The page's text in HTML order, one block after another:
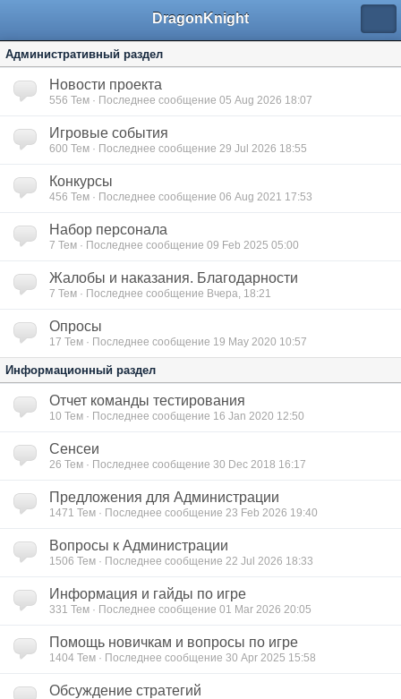
DragonKnight
Административный раздел
Новости проекта
556 Тем · Последнее сообщение 05 Aug 2026 18:07
Игровые события
600 Тем · Последнее сообщение 29 Jul 2026 18:55
Конкурсы
456 Тем · Последнее сообщение 06 Aug 2021 17:53
Набор персонала
7 Тем · Последнее сообщение 09 Feb 2025 05:00
Жалобы и наказания. Благодарности
7 Тем · Последнее сообщение Вчера, 18:21
Опросы
17 Тем · Последнее сообщение 19 May 2020 10:57
Информационный раздел
Отчет команды тестирования
10 Тем · Последнее сообщение 16 Jan 2020 12:50
Сенсеи
26 Тем · Последнее сообщение 30 Dec 2018 16:17
Предложения для Администрации
1471 Тем · Последнее сообщение 23 Feb 2026 19:40
Вопросы к Администрации
1506 Тем · Последнее сообщение 22 Jul 2026 18:33
Информация и гайды по игре
331 Тем · Последнее сообщение 01 Mar 2026 20:05
Помощь новичкам и вопросы по игре
1404 Тем · Последнее сообщение 30 Apr 2025 15:58
Обсуждение стратегий